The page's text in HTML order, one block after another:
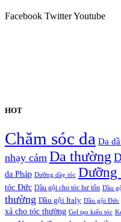
Facebook TwitterYoutube
HOT
Chăm sóc da Da
nhạy cảm Da thường
da Pháp Dưỡng dày tóc Dưỡng
tóc Đức Dầu gội cho tóc hư tổn Dầu
thường Dầu gội Italy Dầu gội Đức
xả cho tóc thường Gel tạo kiểu tóc